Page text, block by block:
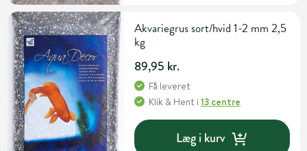
Akvariegrus sort/hvid 1-2 mm 2,5
kg
89,95 kr.
Få leveret
Klik & Hent i13 centre
Læg i kurv